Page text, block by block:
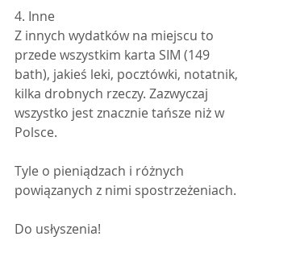
4. Inne
Z innych wydatków na miejscu to
przede wszystkim karta SIM (149
bath), jakieś leki, pocztówki, notatnik,
kilka drobnych rzeczy. Zazwyczaj
wszystko jest znacznie tańsze niż w
Polsce.
Tyle o pieniądzach i różnych
powiązanych z nimi spostrzeżeniach.
Do usłyszenia!